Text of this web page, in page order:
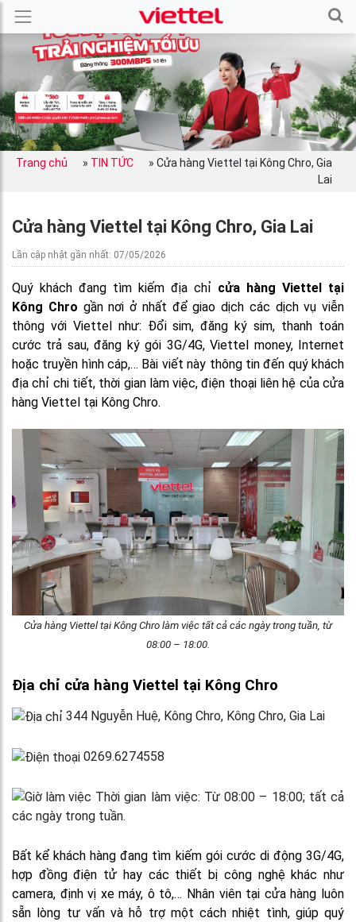
Trang chủ » TIN TỨC » Cửa hàng Viettel tại Kông Chro, Gia
Lai
Cửa hàng Viettel tại Kông Chro, Gia Lai
Lần cập nhật gần nhất: 07/05/2026
Quý khách đang tìm kiếm địa chỉ cửa hàng Viettel tại
Kông Chro gần nơi ở nhất để giao dịch các dịch vụ viễn
thông với Viettel như: Đổi sim, đăng ký sim, thanh toán
cước trả sau, đăng ký gói 3G/4G, Viettel money, Internet
hoặc truyền hình cáp,… Bài viết này thông tin đến quý khách
địa chỉ chi tiết, thời gian làm việc, điện thoại liên hệ của cửa
hàng Viettel tại Kông Chro.
Cửa hàng Viettel tại Kông Chro làm việc tất cả các ngày trong tuần, từ
08:00 – 18:00.
Địa chỉ cửa hàng Viettel tại Kông Chro
344 Nguyễn Huệ, Kông Chro, Kông Chro, Gia Lai
0269.6274558
Thời gian làm việc: Từ 08:00 – 18:00; tất cả
các ngày trong tuần.
Bất kể khách hàng đang tìm kiếm gói cước di động 3G/4G,
hợp đồng điện tử hay các thiết bị công nghệ khác như
camera, định vị xe máy, ô tô,… Nhân viên tại cửa hàng luôn
sẵn lòng tư vấn và hỗ trợ một cách nhiệt tình, giúp quý